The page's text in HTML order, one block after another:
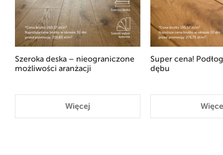
Szeroka deska – nieograniczone
możliwości aranżacji
Więcej
Super cena!
dębu